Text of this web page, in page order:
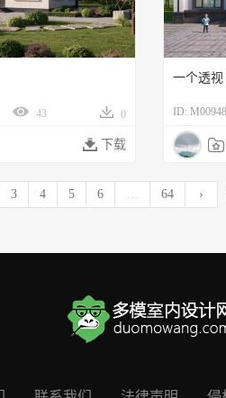
43 0
 下载
一个透视
ID:

3 4 5 6 64 ›